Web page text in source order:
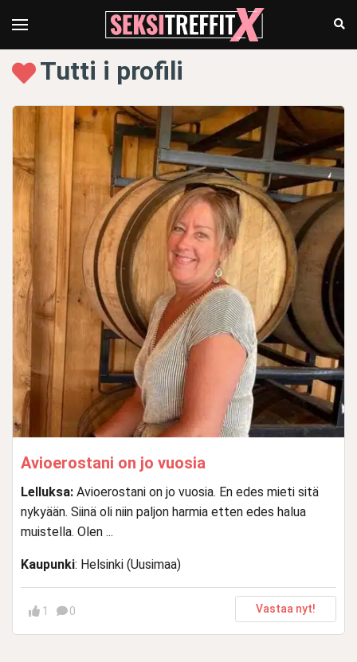
Tutti i profili
Avioerostani on jo vuosia
Lelluksa: Avioerostani on jo vuosia. En edes mieti sitä
nykyään. Siinä oli niin paljon harmia etten edes halua
muistella. Olen ...
Kaupunki: Helsinki (Uusimaa)
1 0 Vastaa nyt!